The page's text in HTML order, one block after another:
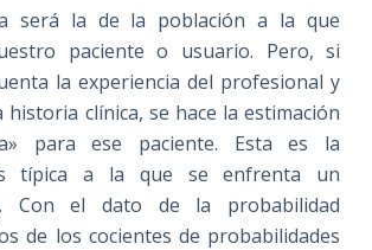
será la de la población a la que
paciente o usuario. Pero, si
la experiencia del profesional y
historia clínica, se hace la estimación
para ese paciente. Esta es la
típica a la que se enfrenta un
Con el dato de la probabilidad
de los cocientes de probabilidades